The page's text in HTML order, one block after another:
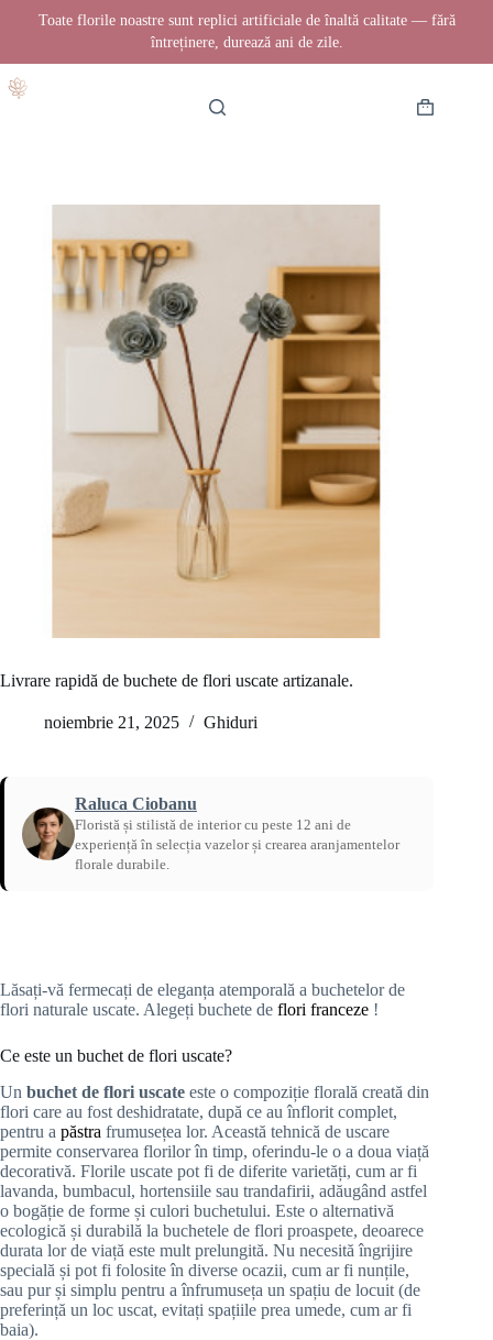
Toate florile noastre sunt replici artificiale de înaltă calitate — fără
întreținere, durează ani de zile.
la
Coș
Livrare rapidă de buchete de flori uscate artizanale.
noiembrie 21, 2025 Ghiduri
Raluca Ciobanu
Floristă și stilistă de interior cu peste 12 ani de
experiență în selecția vazelor și crearea aranjamentelor
florale durabile.
Lăsați-vă fermecați de eleganța atemporală a buchetelor de
flori naturale uscate. Alegeți buchete de flori franceze !
Ce este un buchet de flori uscate?
Un buchet de flori uscate este o compoziție florală creată din
flori care au fost deshidratate, după ce au înflorit complet,
pentru a păstra frumusețea lor. Această tehnică de uscare
permite conservarea florilor în timp, oferindu-le o a doua viață
decorativă. Florile uscate pot fi de diferite varietăți, cum ar fi
lavanda, bumbacul, hortensiile sau trandafirii, adăugând astfel
o bogăție de forme și culori buchetului. Este o alternativă
ecologică și durabilă la buchetele de flori proaspete, deoarece
durata lor de viață este mult prelungită. Nu necesită îngrijire
specială și pot fi folosite în diverse ocazii, cum ar fi nunțile,
sau pur și simplu pentru a înfrumuseța un spațiu de locuit (de
preferință un loc uscat, evitați spațiile prea umede, cum ar fi
baia).